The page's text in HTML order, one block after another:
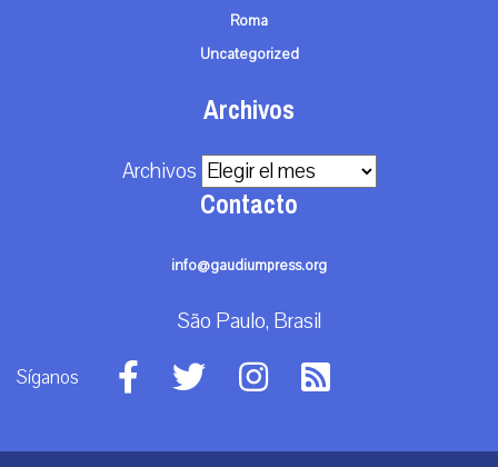
Roma
Uncategorized
Archivos
Archivos
Contacto
info@gaudiumpress.org
São Paulo, Brasil
Síganos